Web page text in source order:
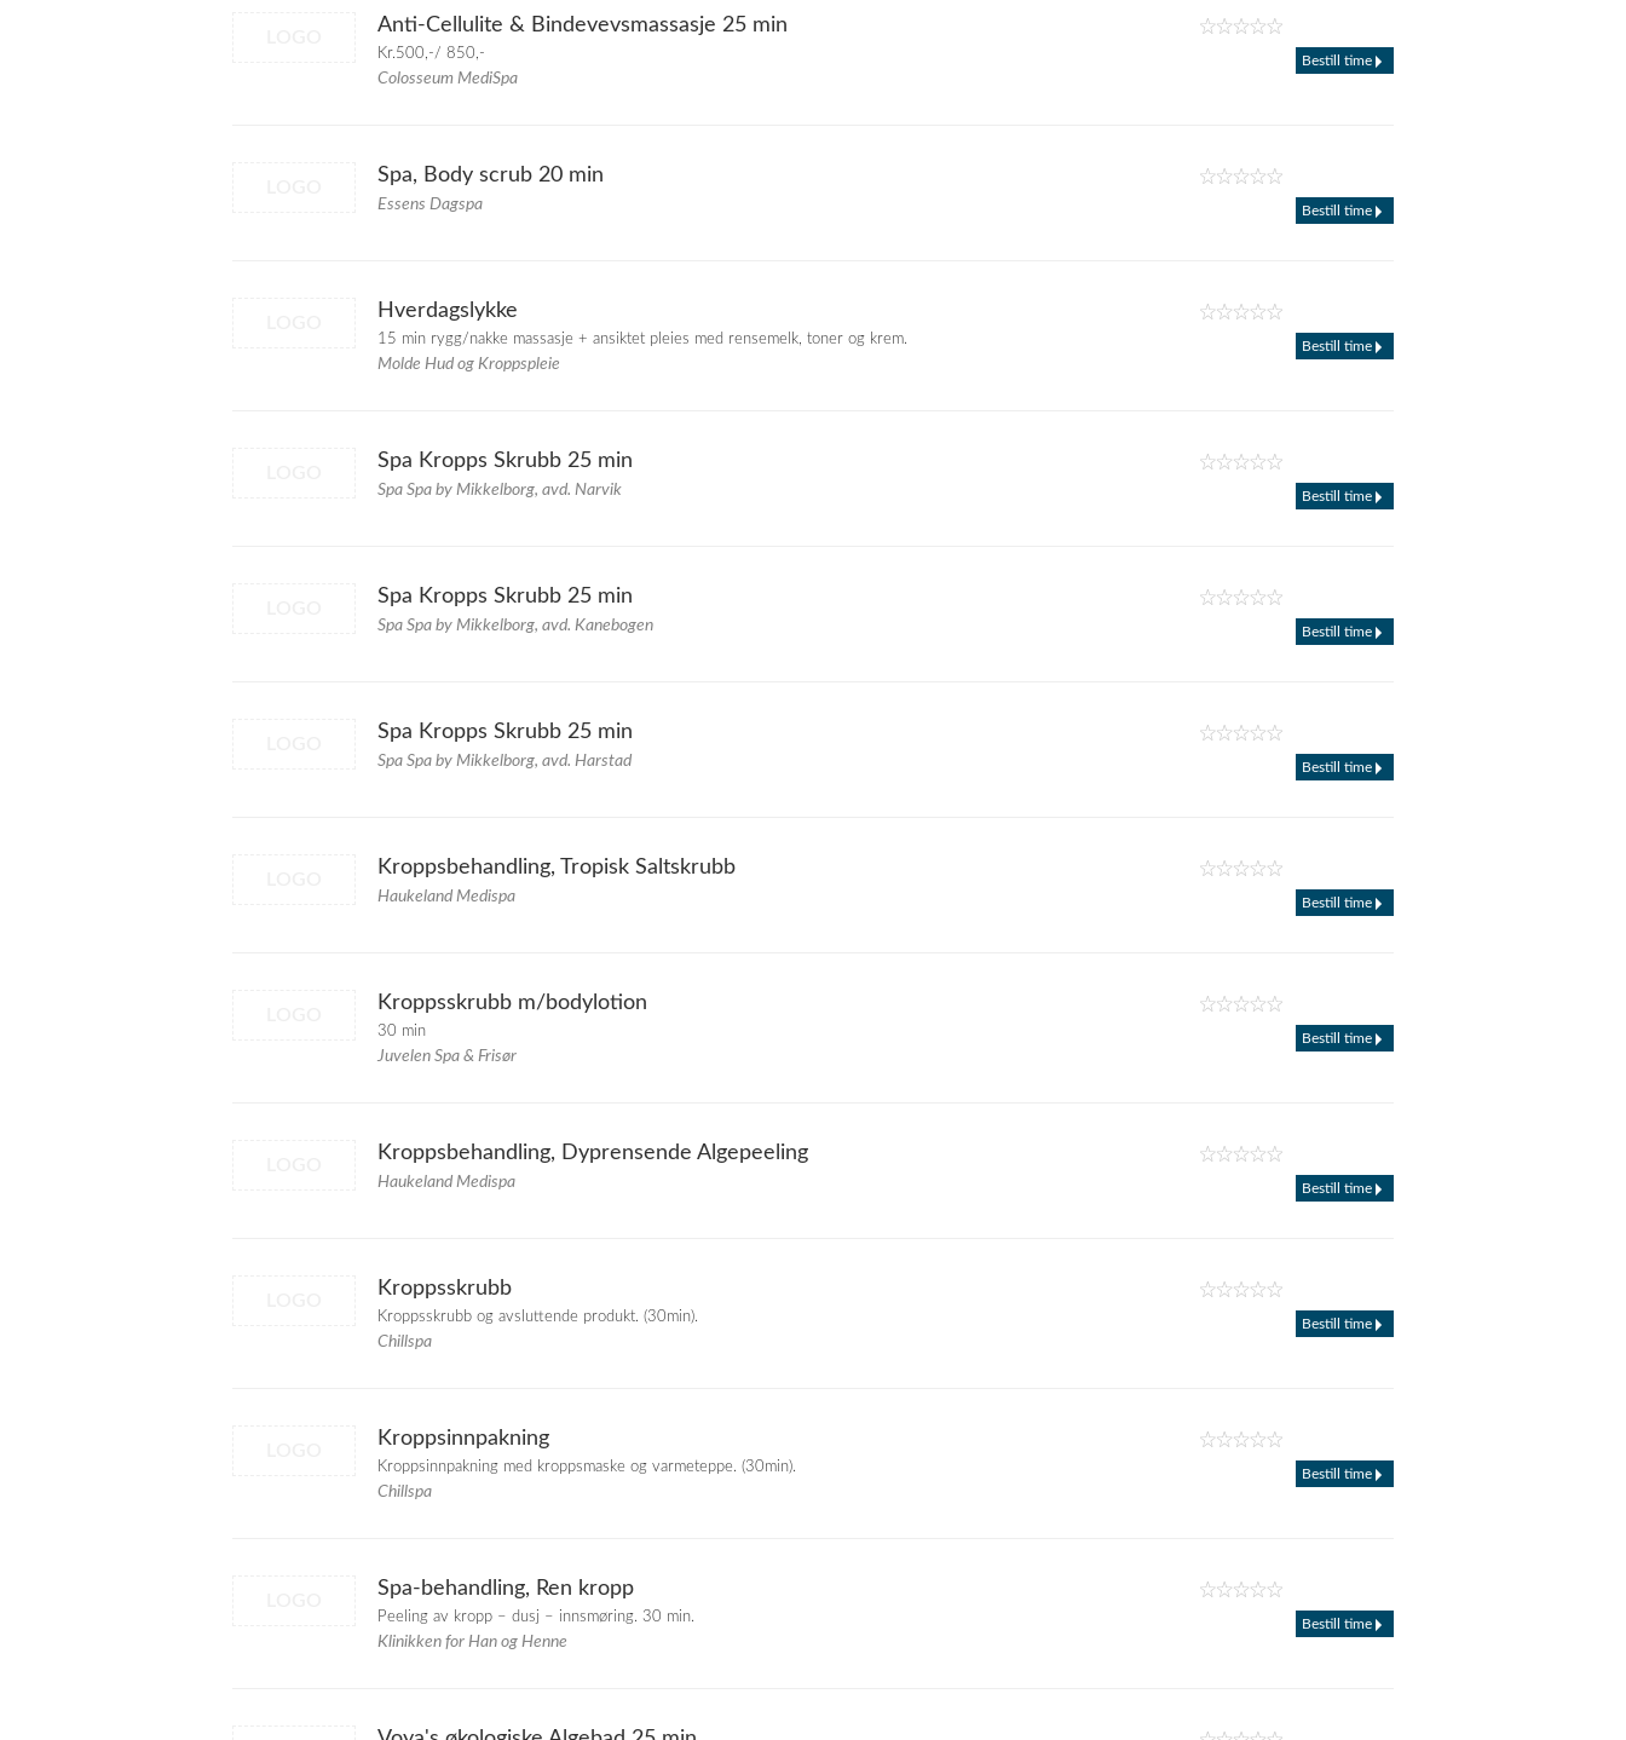
Anti-Cellulite & Bindevevsmassasje 25 min
Kr.500,-/ 850,-
Colosseum MediSpa
Bestill time
Spa, Body scrub 20 min
Essens Dagspa Bestill time
Hverdagslykke
15 min rygg/nakke massasje + ansiktet pleies med rensemelk, toner og krem.
Molde Hud og Kroppspleie
Bestill time
Spa Kropps Skrubb 25 min
Spa Spa by Mikkelborg, avd. Narvik Bestill time
Spa Kropps Skrubb 25 min
Spa Spa by Mikkelborg, avd. Kanebogen Bestill time
Spa Kropps Skrubb 25 min
Spa Spa by Mikkelborg, avd. Harstad Bestill time
Kroppsbehandling, Tropisk Saltskrubb
Haukeland Medispa Bestill time
Kroppsskrubb m/bodylotion
30 min
Juvelen Spa & Frisør
Bestill time
Kroppsbehandling, Dyprensende Algepeeling
Haukeland Medispa Bestill time
Kroppsskrubb
Kroppsskrubb og avsluttende produkt. (30min).
Chillspa
Bestill time
Kroppsinnpakning
Kroppsinnpakning med kroppsmaske og varmeteppe. (30min).
Chillspa
Bestill time
Spa-behandling, Ren kropp
Peeling av kropp – dusj – innsmøring. 30 min.
Klinikken for Han og Henne
Bestill time